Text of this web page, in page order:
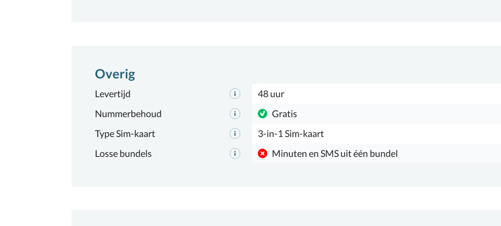
Overig
Levertijd
48 uur
Nummerbehoud
Gratis
Type Sim-kaart
3-in-1 Sim-kaart
Losse bundels
Minuten en SMS uit één bundel